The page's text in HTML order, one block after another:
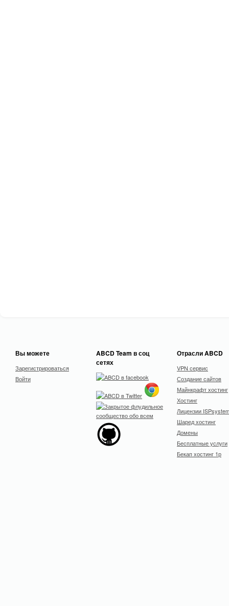
Вы можете
Зарегистрироваться
Войти
ABCD Team в соц
сетях
Отрасли ABCD
VPN сервис
Создание сайтов
Майнкрафт хостинг
Хостинг
Лицензии
Шаред хостинг
Домены
Бесплатные услуги
Бекап хостинг 1р